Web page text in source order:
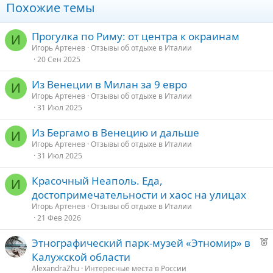
косметические принадлежности зелёного цвета. Необычайно
милый, чистый, стильный отель. На верхнем этаже отеля
расположена сауна, душ, бассейн под открытым небом на
крыше, вокруг бассейна расположены шезлонги. В счёт входят
завтраки. Завтраки в отеле просто поражают своим обилием и
разнообразием. Они оформлены по системе «шведский стол».
Кроме стандартных для любых приличных отелей омлетов,
сосисок, выпечки, йогуртов, в этом отделе просто невероятный
выбор фруктов и ягод, очищенных и сервированных к
употреблению. А так же соки и различная вода. Кофе по
нашему заказу готовил бармен. Персонал вежливый,
улыбчивый. Уборку в номере проводили каждый день,
включая выходные, но в какой момент это происходило
сказать не могу, я ни разу не видела горничную. Постель
меняли через день.
Посмотреть вложение 10657
Вообще, доброжелательность — это отличительная черта
итальянцев, ну или как минимум жителей Римини. Надеюсь
все же когда-нибудь познакомиться и с другими районами
этой гостеприимной страны. Но этот небольшой курортный
городок покорил нас своей красотой. Находясь ещё дома, на
одном из сайтов, предоставляющих услуги гидов, мы
Похожие темы
И Прогулка по Риму: от центра к окраинам
Игорь Артенев Отзывы об отдыхе в Италии
20 Сен 2025
И Из Венеции в Милан за 9 евро
Игорь Артенев Отзывы об отдыхе в Италии
31 Июл 2025
И Из Бергамо в Венецию и дальше
Игорь Артенев Отзывы об отдыхе в Италии
31 Июл 2025
И
Красочный Неаполь. Еда,
достопримечательности и хаос на улицах
Игорь Артенев Отзывы об отдыхе в Италии
21 Фев 2026
Р
Этнографический парк-музей «Этномир» в
Калужской области
AlexandraZhu Интересные места в России